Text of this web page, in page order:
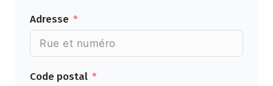
Adresse
Code postal